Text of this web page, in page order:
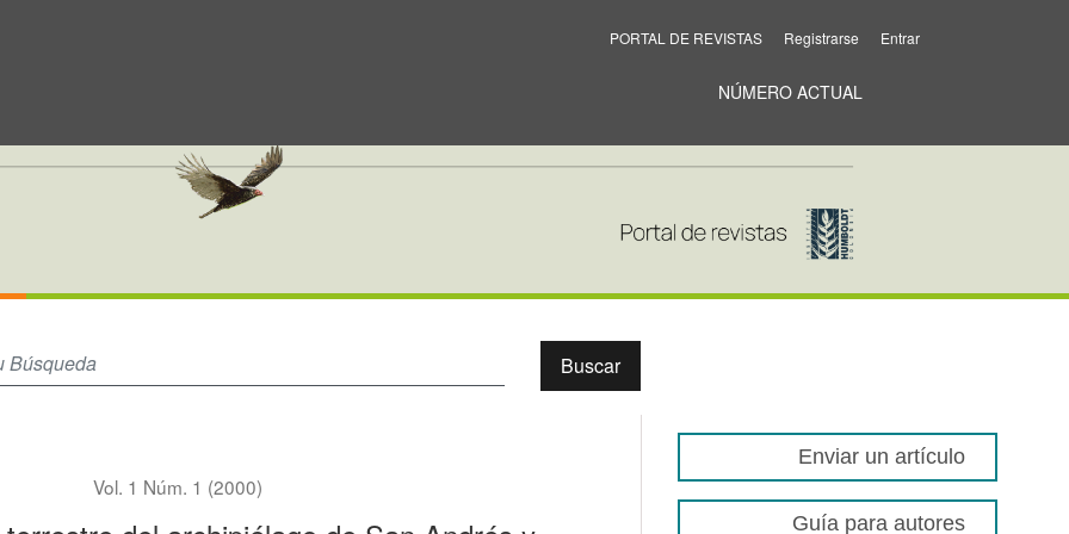
Providencia
NÚMERO ACTUAL
PORTAL DE REVISTAS Registrarse Entrar
Buscar
Vol. 1 Núm. 1 (2000)
Enviar un artículo
Guía para autores